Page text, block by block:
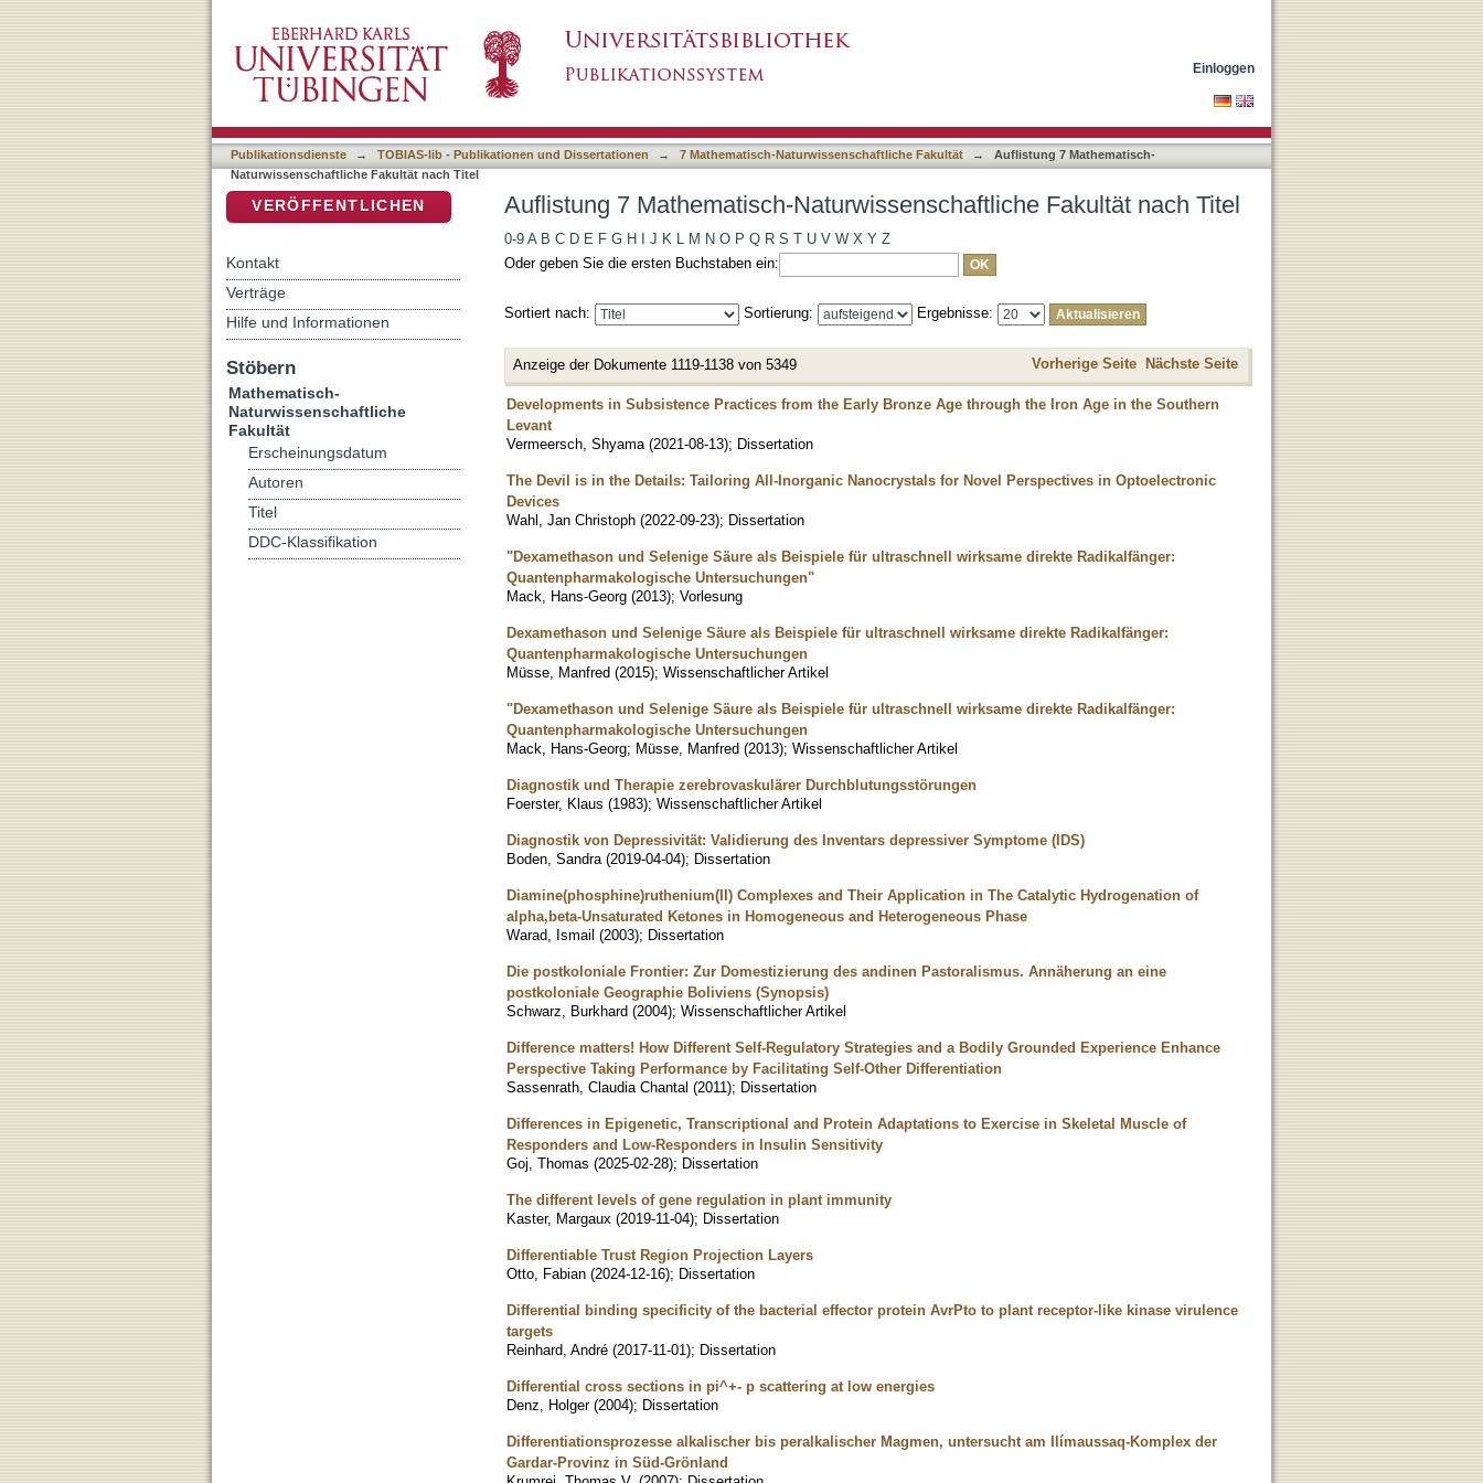
Einloggen
Publikationsdienste → TOBIAS-lib - Publikationen und Dissertationen → 7 Mathematisch-Naturwissenschaftliche Fakultät →
Auflistung 7 Mathematisch-
Naturwissenschaftliche Fakultät nach Titel
Auflistung 7 Mathematisch-Naturwissenschaftliche Fakultät nach Titel
0-9 A B C D E F G H J K L M N O P Q R S T U V W X Y Z
Oder geben Sie die ersten Buchstaben ein:
Sortiert nach: Sortierung: Ergebnisse:
Anzeige der Dokumente 1119-1138 von 5349 Vorherige Seite Nächste Seite
Developments in Subsistence Practices from the Early Bronze Age through the Iron Age in the Southern
Levant
Vermeersch, Shyama (2021-08-13); Dissertation
The Devil is in the Details: Tailoring All-Inorganic Nanocrystals for Novel Perspectives in Optoelectronic
Devices
Wahl, Jan Christoph (2022-09-23); Dissertation
"Dexamethason und Selenige Säure als Beispiele für ultraschnell wirksame direkte Radikalfänger:
Quantenpharmakologische Untersuchungen"
Mack, Hans-Georg (2013); Vorlesung
Dexamethason und Selenige Säure als Beispiele für ultraschnell wirksame direkte Radikalfänger:
Quantenpharmakologische Untersuchungen
Müsse, Manfred (2015); Wissenschaftlicher Artikel
"Dexamethason und Selenige Säure als Beispiele für ultraschnell wirksame direkte Radikalfänger:
Quantenpharmakologische Untersuchungen
Mack, Hans-Georg; Müsse, Manfred (2013); Wissenschaftlicher Artikel
Diagnostik und Therapie zerebrovaskulärer Durchblutungsstörungen
Foerster, Klaus (1983); Wissenschaftlicher Artikel
Diagnostik von Depressivität: Validierung des Inventars depressiver Symptome (IDS)
Boden, Sandra (2019-04-04); Dissertation
Diamine(phosphine)ruthenium(II) Complexes and Their Application in The Catalytic Hydrogenation of
alpha,beta-Unsaturated Ketones in Homogeneous and Heterogeneous Phase
Warad, Ismail (2003); Dissertation
Die postkoloniale Frontier: Zur Domestizierung des andinen Pastoralismus. Annäherung an eine
postkoloniale Geographie Boliviens (Synopsis)
Schwarz, Burkhard (2004); Wissenschaftlicher Artikel
Difference matters! How Different Self-Regulatory Strategies and a Bodily Grounded Experience Enhance
Perspective Taking Performance by Facilitating Self-Other Differentiation
Sassenrath, Claudia Chantal (2011); Dissertation
Differences in Epigenetic, Transcriptional and Protein Adaptations to Exercise in Skeletal Muscle of
Responders and Low-Responders in Insulin Sensitivity
Goj, Thomas (2025-02-28); Dissertation
The different levels of gene regulation in plant immunity
Kaster, Margaux (2019-11-04); Dissertation
Differentiable Trust Region Projection Layers
Otto, Fabian (2024-12-16); Dissertation
Differential binding specificity of the bacterial effector protein AvrPto to plant receptor-like kinase virulence
targets
Reinhard, André (2017-11-01); Dissertation
Differential cross sections in pi^+- p scattering at low energies
Denz, Holger (2004); Dissertation
Differentiationsprozesse alkalischer bis peralkalischer Magmen, untersucht am Ilímaussaq-Komplex der
Gardar-Provinz in Süd-Grönland
VERÖFFENTLICHEN
Kontakt
Verträge
Hilfe und Informationen
Stöbern
Mathematisch-
Naturwissenschaftliche
Fakultät
Erscheinungsdatum
Autoren
Titel
DDC-Klassifikation